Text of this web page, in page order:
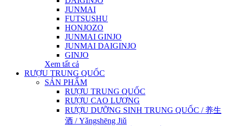
JUNMAI
FUTSUSHU
HONJOZO
JUNMAI GINJO
JUNMAI DAIGINJO
GINJO
Xem tất cả
RƯỢU TRUNG QUỐC
SẢN PHẨM
RƯỢU TRUNG QUỐC
RƯỢU CAO LƯƠNG
RƯỢU DƯỠNG SINH TRUNG QUỐC / 养生
酒 / Yǎngshēng Jiǔ